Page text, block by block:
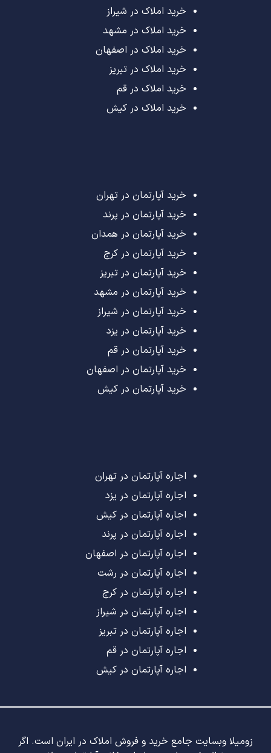
خرید املاک در شیراز
خرید املاک در مشهد
خرید املاک در اصفهان
خرید املاک در تبریز
خرید املاک در قم
خرید املاک در کیش
خرید آپارتمان در تهران
خرید آپارتمان در پرند
خرید آپارتمان در همدان
خرید آپارتمان در کرج
خرید آپارتمان در تبریز
خرید آپارتمان در مشهد
خرید آپارتمان در شیراز
خرید آپارتمان در یزد
خرید آپارتمان در قم
خرید آپارتمان در اصفهان
خرید آپارتمان در کیش
اجاره آپارتمان در تهران
اجاره آپارتمان در یزد
اجاره آپارتمان در کیش
اجاره آپارتمان در پرند
اجاره آپارتمان در اصفهان
اجاره آپارتمان در رشت
اجاره آپارتمان در کرج
اجاره آپارتمان در شیراز
اجاره آپارتمان در تبریز
اجاره آپارتمان در قم
اجاره آپارتمان در کیش
زومیلا وبسایت جامع خرید و فروش املاک در ایران است. اگر